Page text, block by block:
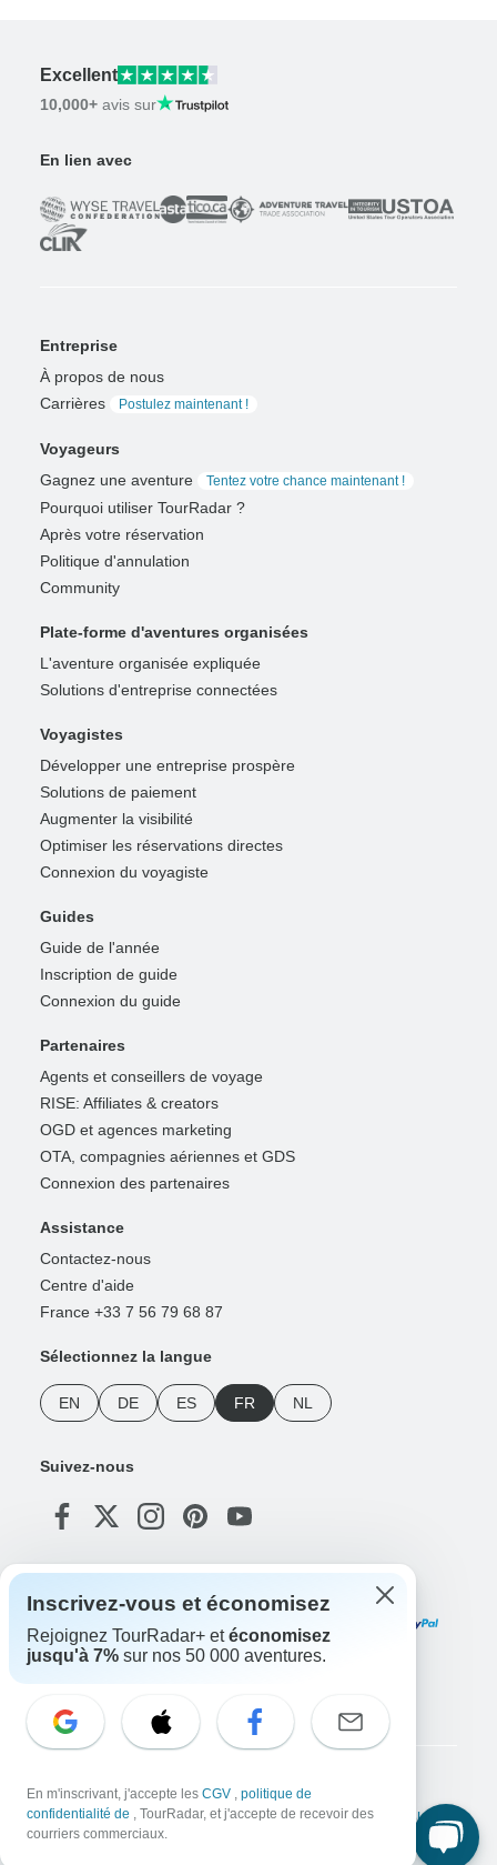
Excellent
10,000+ avis sur
En lien avec
Entreprise
À propos de nous
Carrières
Postulez maintenant !
Voyageurs
Gagnez une aventure
Tentez votre chance maintenant !
Pourquoi utiliser TourRadar ?
Après votre réservation
Politique d'annulation
Community
Plate-forme d'aventures organisées
L'aventure organisée expliquée
Solutions d'entreprise connectées
Voyagistes
Développer une entreprise prospère
Solutions de paiement
Augmenter la visibilité
Optimiser les réservations directes
Connexion du voyagiste
Guides
Guide de l'année
Inscription de guide
Connexion du guide
Partenaires
Agents et conseillers de voyage
RISE: Affiliates & creators
OGD et agences marketing
OTA, compagnies aériennes et GDS
Connexion des partenaires
Assistance
Contactez-nous
Centre d'aide
France +33 7 56 79 68 87
Sélectionnez la langue
EN DE ES FR NL
Suivez-nous
Mentions légales
Politique de confidentialité
Cookies
Conditions générales d'utilisation
Inscrivez-vous et économisez
Rejoignez TourRadar+ etéconomisez
jusqu'à 7% sur nos 50 000 aventures.
En m'inscrivant, j'accepte les CGV , politique de
confidentialité de , TourRadar, et j'accepte de recevoir des
courriers commerciaux.